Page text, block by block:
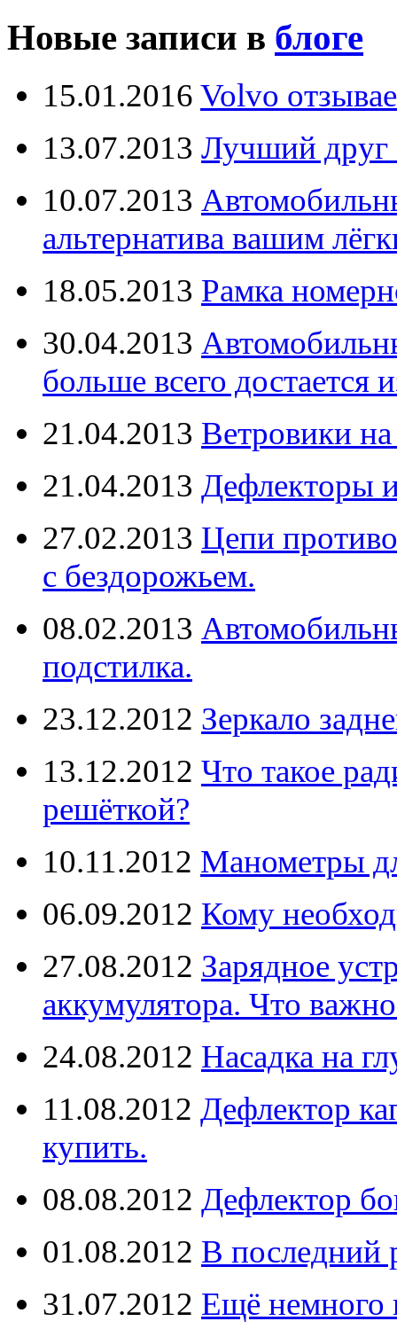
Новые записи в блоге
15.01.2016 Volvo
13.07.2013 Лучший друг
10.07.2013
альтернатива вашим
18.05.2013 Рамка
30.04.2013
больше всего достается
21.04.2013 Ветровики
21.04.2013 Дефлекторы
27.02.2013 Цепи
с бездорожьем.
08.02.2013
подстилка.
23.12.2012 Зеркало
13.12.2012 Что такое
решёткой?
10.11.2012 Манометры
06.09.2012 Кому
27.08.2012 Зарядное
аккумулятора. Что
24.08.2012 Насадка на
11.08.2012 Дефлектор
купить.
08.08.2012 Дефлектор
01.08.2012 В последний
31.07.2012 Ещё немного